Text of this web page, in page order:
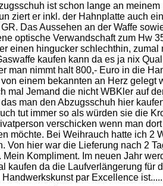
ist schon lange an
ziert er inkl. der Hahnplatte auch
Das Aussehen an der Waffe
optische Verwandschaft zum Hw
einen hingucker schlechthin, zumal
kaufen kann da es ja nix
man nimmt halt 800,- Euro in die
einem bekannten an Herz gelegt
mal Jemand die nicht WBKler auf
man den Abzugsschuh hier
tut immer so als würden sie die
verschicken wenn man
möchte. Bei Weihrauch hatte ich 2
Von hier war die Lieferung nach 2
Mein Kompliment. Im neuen Jahr
kaufen da die Laufverlängerung für
par Excellence